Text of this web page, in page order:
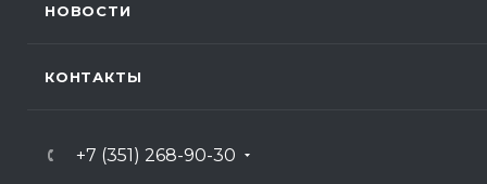
НОВОСТИ
КОНТАКТЫ
+7 (351) 268-90-30